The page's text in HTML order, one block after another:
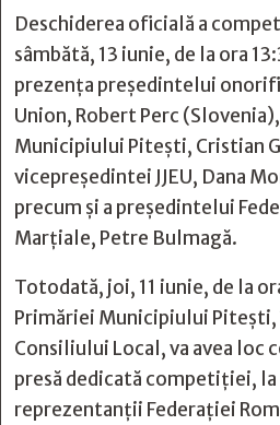
Deschiderea oficială a
sâmbătă, 13 iunie, de la ora
prezența președintelui
Union, Robert Perc
Municipiului Pitești, Cristian
vicepreședintei JJEU, Dana
precum și a președintelui
Marțiale, Petre Bulmagă.
Totodată, joi, 11 iunie, de la
Primăriei Municipiului Pitești,
Consiliului Local, va avea loc
presă dedicată competiției,
reprezentanții Federației